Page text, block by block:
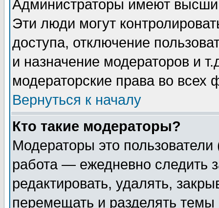
Администраторы имеют
Эти люди могут
доступа, отключение
и назначение модераторов и
модераторские права во всех
Вернуться к началу
Кто такие модераторы?
Модераторы это
работа — ежедневно следить
редактировать, удалять,
перемещать и разделять